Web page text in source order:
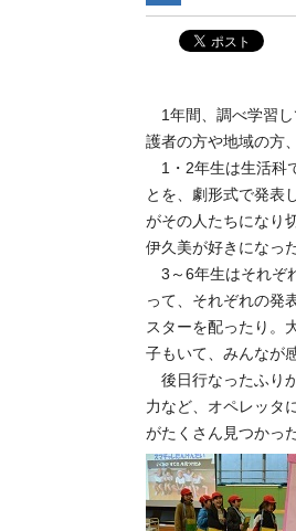
1年間、調べ学習し
護者の方や地域の方
1・2年生は生活科
とを、劇形式で発表
がその人たちになり
伊久美が好きになっ
3～6年生はそれぞ
って、それぞれの発
スターを配ったり。
子もいて、みんなが
後日行なったふり
力など、オペレッタ
がたくさん見つかっ